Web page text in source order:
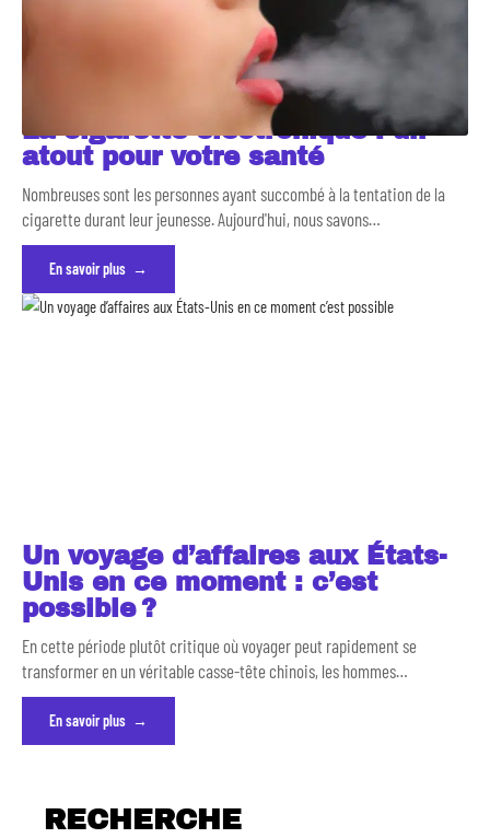
La cigarette électronique : un
atout pour votre santé
Nombreuses sont les personnes ayant succombé à la tentation de la
cigarette durant leur jeunesse. Aujourd'hui, nous savons…
En savoir plus
Un voyage d’affaires aux États-
Unis en ce moment : c’est
possible ?
En cette période plutôt critique où voyager peut rapidement se
transformer en un véritable casse-tête chinois, les hommes…
En savoir plus
RECHERCHE